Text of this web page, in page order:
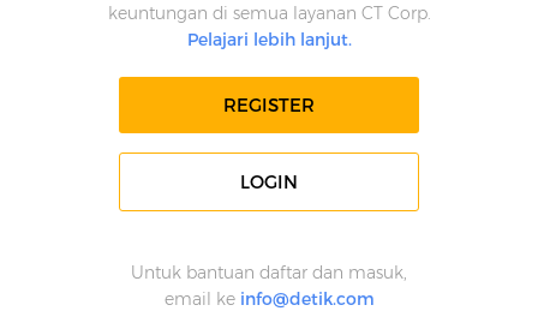
keuntungan di semua layanan CT Corp.
Pelajari lebih lanjut.
REGISTER
LOGIN
Untuk bantuan daftar dan masuk,
email ke info@detik.com